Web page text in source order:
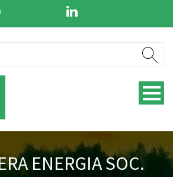
ENERGIA SOC.